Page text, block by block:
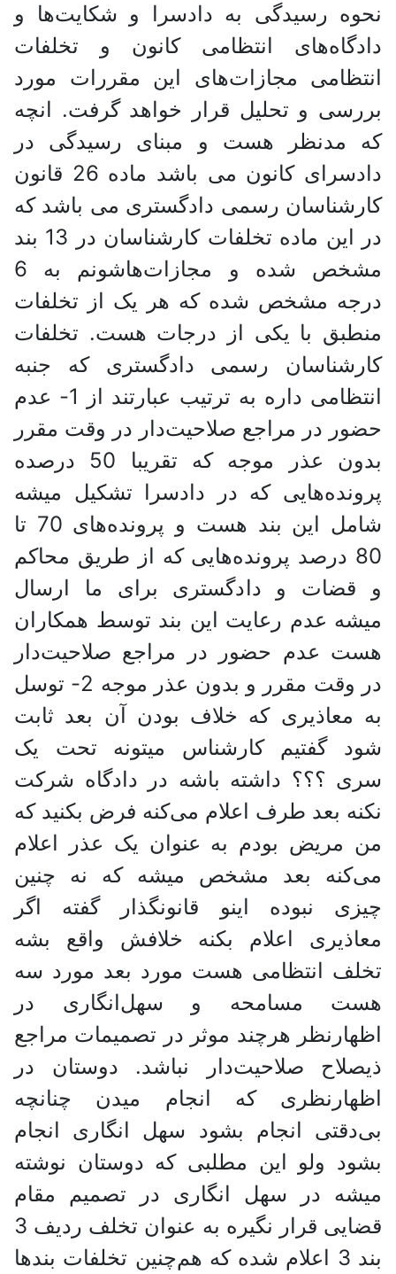
نحوه رسیدگی به دادسرا و شکایت‌ها و
دادگاه‌های انتظامی کانون و تخلفات
انتظامی مجازات‌های این مقررات مورد
بررسی و تحلیل قرار خواهد گرفت. انچه
که مدنظر هست و مبنای رسیدگی در
دادسرای کانون می باشد ماده 26 قانون
کارشناسان رسمی دادگستری می باشد که
در این ماده تخلفات کارشناسان در 13 بند
مشخص شده و مجازات‌هاشونم به 6
درجه مشخص شده که هر یک از تخلفات
منطبق با یکی از درجات هست. تخلفات
کارشناسان رسمی دادگستری که جنبه
انتظامی داره به ترتیب عبارتند از 1- عدم
حضور در مراجع صلاحیت‌دار در وقت مقرر
بدون عذر موجه که تقریبا 50 درصده
پرونده‌هایی که در دادسرا تشکیل میشه
شامل این بند هست و پرونده‌های 70 تا
80 درصد پرونده‌هایی که از طریق محاکم
و قضات و دادگستری برای ما ارسال
میشه عدم رعایت این بند توسط همکاران
هست عدم حضور در مراجع صلاحیت‌دار
در وقت مقرر و بدون عذر موجه 2- توسل
به معاذیری که خلاف بودن آن بعد ثابت
شود گفتیم کارشناس میتونه تحت یک
سری ؟؟؟ داشته باشه در دادگاه شرکت
نکنه بعد طرف اعلام می‌کنه فرض بکنید که
من مریض بودم به عنوان یک عذر اعلام
می‌کنه بعد مشخص میشه که نه چنین
چیزی نبوده اینو قانونگذار گفته اگر
معاذیری اعلام بکنه خلافش واقع بشه
تخلف انتظامی هست مورد بعد مورد سه
هست مسامحه و سهل‌انگاری در
اظهارنظر هرچند موثر در تصمیمات مراجع
ذیصلاح صلاحیت‌دار نباشد. دوستان در
اظهارنظری که انجام میدن چنانچه
بی‌دقتی انجام بشود سهل انگاری انجام
بشود ولو این مطلبی که دوستان نوشته
میشه در سهل انگاری در تصمیم مقام
قضایی قرار نگیره به عنوان تخلف ردیف 3
بند 3 اعلام شده که هم‌چنین تخلفات بندها